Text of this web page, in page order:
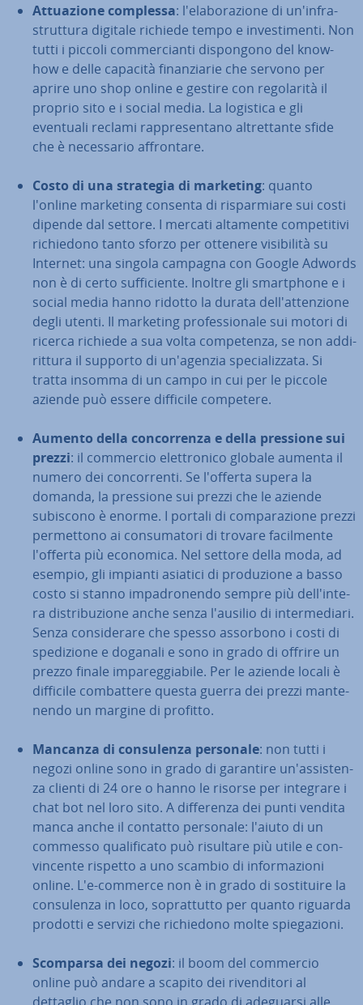
At­tua­zio­ne complessa: l'e­la­bo­ra­zio­ne di un'in­fra­
strut­tu­ra digitale richiede tempo e in­ve­sti­men­ti. Non
tutti i piccoli com­mer­cian­ti di­spon­go­no del know-
how e delle capacità fi­nan­zia­rie che servono per
aprire uno shop online e gestire con re­go­la­ri­tà il
proprio sito e i social media. La logistica e gli
eventuali reclami rap­pre­sen­ta­no al­tret­tan­te sfide
che è ne­ces­sa­rio af­fron­ta­re.
Costo di una strategia di marketing: quanto
l'online marketing consenta di ri­spar­mia­re sui costi
dipende dal settore. I mercati altamente com­pe­ti­ti­vi
ri­chie­do­no tanto sforzo per ottenere vi­si­bi­li­tà su
Internet: una singola campagna con Google Adwords
non è di certo suf­fi­cien­te. Inoltre gli smart­pho­ne e i
social media hanno ridotto la durata del­l'at­ten­zio­ne
degli utenti. Il marketing pro­fes­sio­na­le sui motori di
ricerca richiede a sua volta com­pe­ten­za, se non ad­di­
rit­tu­ra il supporto di un'a­gen­zia spe­cia­liz­za­ta. Si
tratta insomma di un campo in cui per le piccole
aziende può essere difficile competere.
Aumento della con­cor­ren­za e della pressione sui
prezzi: il commercio elet­tro­ni­co globale aumenta il
numero dei con­cor­ren­ti. Se l'offerta supera la
domanda, la pressione sui prezzi che le aziende
subiscono è enorme. I portali di com­pa­ra­zio­ne prezzi
per­met­to­no ai con­su­ma­to­ri di trovare fa­cil­men­te
l'offerta più economica. Nel settore della moda, ad
esempio, gli impianti asiatici di pro­du­zio­ne a basso
costo si stanno im­pa­dro­nen­do sempre più del­l'in­te­
ra di­stri­bu­zio­ne anche senza l'ausilio di in­ter­me­dia­ri.
Senza con­si­de­ra­re che spesso assorbono i costi di
spe­di­zio­ne e doganali e sono in grado di offrire un
prezzo finale im­pa­reg­gia­bi­le. Per le aziende locali è
difficile com­bat­te­re questa guerra dei prezzi man­te­
nen­do un margine di profitto.
Mancanza di con­su­len­za personale: non tutti i
negozi online sono in grado di garantire un'as­si­sten­
za clienti di 24 ore o hanno le risorse per integrare i
chat bot nel loro sito. A dif­fe­ren­za dei punti vendita
manca anche il contatto personale: l'aiuto di un
commesso qua­li­fi­ca­to può risultare più utile e con­
vin­cen­te rispetto a uno scambio di in­for­ma­zio­ni
online. L'e-commerce non è in grado di so­sti­tui­re la
con­su­len­za in loco, so­prat­tut­to per quanto riguarda
prodotti e servizi che ri­chie­do­no molte spie­ga­zio­ni.
Scomparsa dei negozi: il boom del commercio
online può andare a scapito dei ri­ven­di­to­ri al